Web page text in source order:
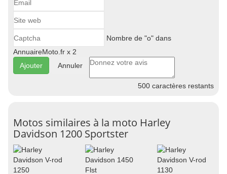
Nombre de "o" dans
AnnuaireMoto.fr x 2
Annuler
500 caractères restants
Motos similaires à la moto Harley
Davidson 1200 Sportster